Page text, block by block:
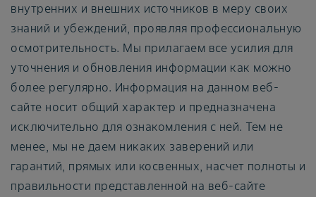
внутренних и внешних источников в меру своих
знаний и убеждений, проявляя профессиональную
осмотрительность. Мы прилагаем все усилия для
уточнения и обновления информации как можно
более регулярно. Информация на данном веб-
сайте носит общий характер и предназначена
исключительно для ознакомления с ней. Тем не
менее, мы не даем никаких заверений или
гарантий, прямых или косвенных, насчет полноты и
правильности представленной на веб-сайте